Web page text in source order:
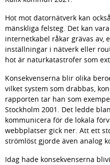
Hot mot datornätverk kan
mänskliga felsteg. Det kan
internetkabel råkar grävas av,
inställningar i nätverk eller
hot är naturkatastrofer som
Konsekvenserna blir olika
vilket system som drabbas,
rapporten tar han som
Stockholm 2001. Det ledde
kommunicera för de lokala
webbplatser gick ner. Att ett
strömlöst gjorde även analog
Idag hade konsekvenserna